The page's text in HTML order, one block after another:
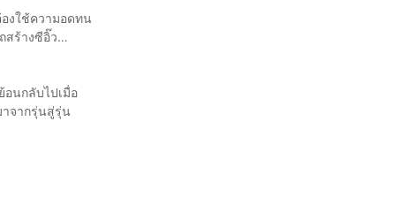
งใช้ความอดทน
สร้างซีอิ๊ว
นกลับไปเมื่อ
จากรุ่นสู่รุ่น